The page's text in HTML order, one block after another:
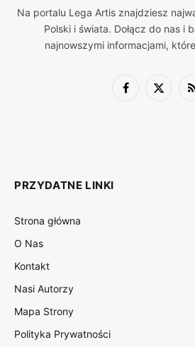
Na portalu Lega Artis znajdziesz
Polski i świata. Dołącz do nas i
najnowszymi informacjami,
Facebook
X
PRZYDATNE LINKI
Strona główna
O Nas
Kontakt
Nasi Autorzy
Mapa Strony
Polityka Prywatności